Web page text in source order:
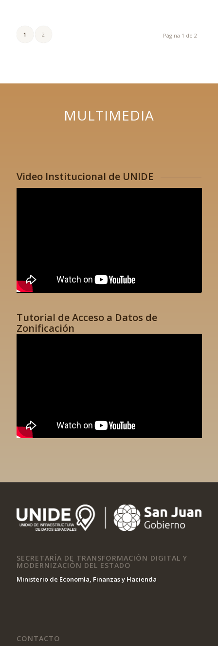
Página 1 de 2
1 2
MULTIMEDIA
Video Institucional de UNIDE
Tutorial de Acceso a Datos de
Zonificación
SECRETARÍA DE TRANSFORMACIÓN DIGITAL Y
MODERNIZACIÓN DEL ESTADO
Ministerio de Economía, Finanzas y Hacienda
CONTACTO